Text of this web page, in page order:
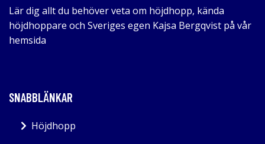
Lär dig allt du behöver veta om höjdhopp, kända
höjdhoppare och Sveriges egen Kajsa Bergqvist på vår
hemsida
SNABBLÄNKAR
Höjdhopp